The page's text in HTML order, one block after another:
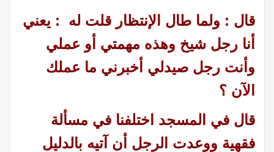
قال : ولما طال الإنتظار قلت له : يعني
أنا رجل شيخ وهذه مهمتي أو عملي
وأنت رجل صيدلي أخبرني ما عملك
الآن ؟
قال في المسجد اختلفنا في مسألة
فقهية ووعدت الرجل أن آتيه بالدليل